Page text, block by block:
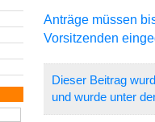
Anträge müssen
Vorsitzenden
Dieser Beitrag
und wurde unter